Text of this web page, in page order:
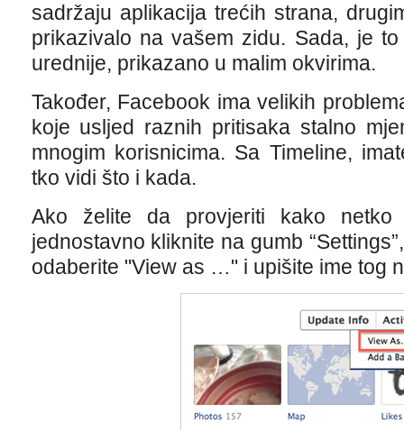
sadržaju aplikacija trećih strana,
prikazivalo na vašem zidu. Sada, je
urednije, prikazano u malim okvirima.
Također, Facebook ima velikih
koje usljed raznih pritisaka stalno
mnogim korisnicima. Sa Timeline,
tko vidi što i kada.
Ako želite da provjeriti kako
jednostavno kliknite na gumb
odaberite "View as …" i upišite ime tog